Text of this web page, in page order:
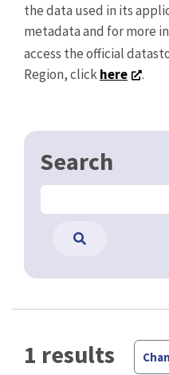
the data used in its
metadata and for more
access the official
Region, clickhere .
Search
1 results